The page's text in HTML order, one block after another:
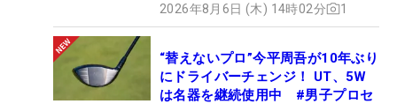
2026年8月6日 (木) 14時02分 1
“替えないプロ”今平周吾が10年ぶり
にドライバーチェンジ！ UT、5W
は名器を継続使用中 #男子プロセ